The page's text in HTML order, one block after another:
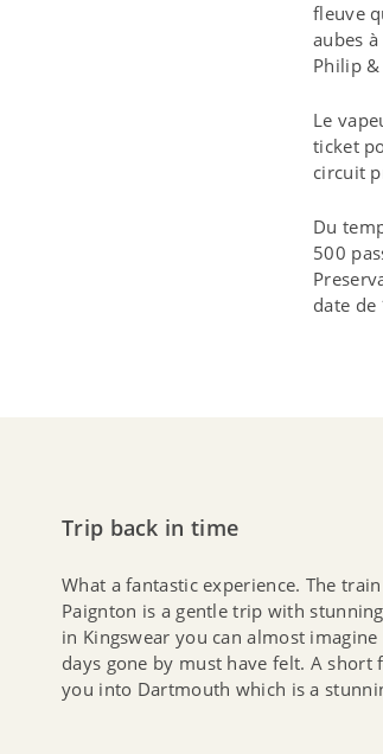
fleuve
aubes
Philip
Le
ticket
circuit
Du
500
date de
Trip back in time
What a fantastic experience. The
Paignton is a gentle trip with
in Kingswear you can almost
days gone by must have felt. A short
you into Dartmouth which is a